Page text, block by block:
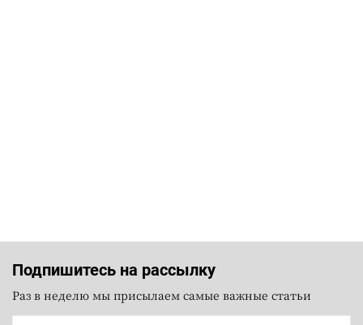
Подпишитесь на рассылку
Раз в неделю мы присылаем самые важные статьи